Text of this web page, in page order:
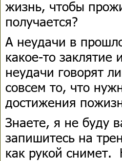
жизнь, чтобы
получается?
А неудачи в
какое-то
неудачи говорят
совсем то, что
достижения
Знаете, я не буду
запишитесь на
как рукой снимет.